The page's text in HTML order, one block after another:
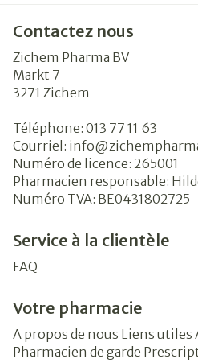
Contactez nous
Zichem Pharma BV
Markt 7
3271 Zichem
Téléphone: 013 77 11 63
Courriel: info@
Numéro de licence: 265001
Pharmacien responsable:
Numéro TVA: BE0431802725
Service à la clientèle
FAQ
Votre pharmacie
A propos de nous Liens utiles
Pharmacien de garde